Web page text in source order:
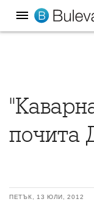
почита
ПЕТЪК, 13 ЮЛИ, 2012